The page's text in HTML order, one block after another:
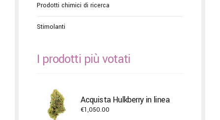
Prodotti chimici di ricerca
Stimolanti
I prodotti più votati
Acquista Hulkberry in linea
€1,050.00